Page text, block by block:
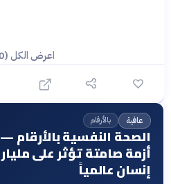
اعرض الكل (10) ←
عافية بالأرقام
الصحة النفسية بالأرقام —
أزمة صامتة تؤثر على مليار
إنسان عالمياً